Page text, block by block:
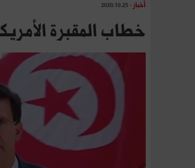
أخبار - 2020.10.25
خطاب المقبرة